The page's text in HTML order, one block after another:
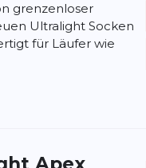
grenzenloser
Ultralight Socken
für Läufer wie